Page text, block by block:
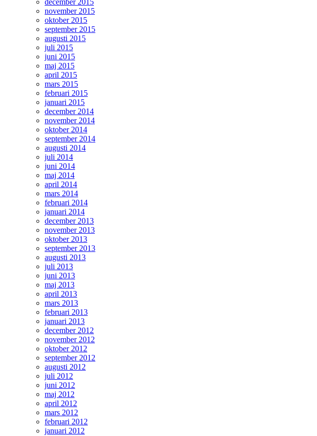
december 2015
november 2015
oktober 2015
september 2015
augusti 2015
juli 2015
juni 2015
maj 2015
april 2015
mars 2015
februari 2015
januari 2015
december 2014
november 2014
oktober 2014
september 2014
augusti 2014
juli 2014
juni 2014
maj 2014
april 2014
mars 2014
februari 2014
januari 2014
december 2013
november 2013
oktober 2013
september 2013
augusti 2013
juli 2013
juni 2013
maj 2013
april 2013
mars 2013
februari 2013
januari 2013
december 2012
november 2012
oktober 2012
september 2012
augusti 2012
juli 2012
juni 2012
maj 2012
april 2012
mars 2012
februari 2012
januari 2012